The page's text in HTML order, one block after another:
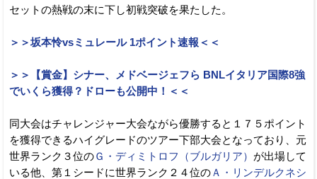
セットの熱戦の末に下し初戦突破を果たした。
＞＞坂本怜vsミュレール 1ポイント速報＜＜
＞＞【賞金】シナー、メドベージェフら BNLイタリア国際8強
でいくら獲得？ドローも公開中！＜＜
同大会はチャレンジャー大会ながら優勝すると１７５ポイント
を獲得できるハイグレードのツアー下部大会となっており、元
世界ランク３位のＧ・ディミトロフ（ブルガリア） が出場して
いる他、第１シードに世界ランク２４位のＡ・リンデルクネシ